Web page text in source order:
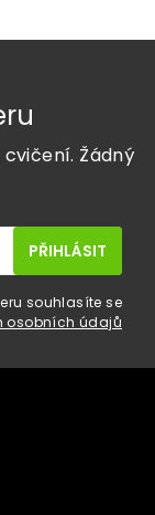
Žádný
souhlasíte se
osobních údajů